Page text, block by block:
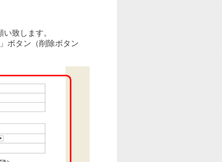
致します。
ボタン（削除ボタン